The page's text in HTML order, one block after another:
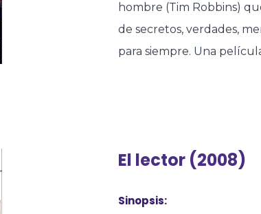
hombre (Tim Robbins)
de secretos, verdades,
para siempre. Una
El lector (2008)
Sinopsis: